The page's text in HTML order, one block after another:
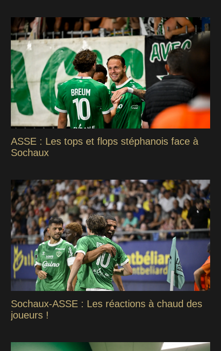
ASSE : Les tops et flops stéphanois face à
Sochaux
Sochaux-ASSE : Les réactions à chaud des
joueurs !